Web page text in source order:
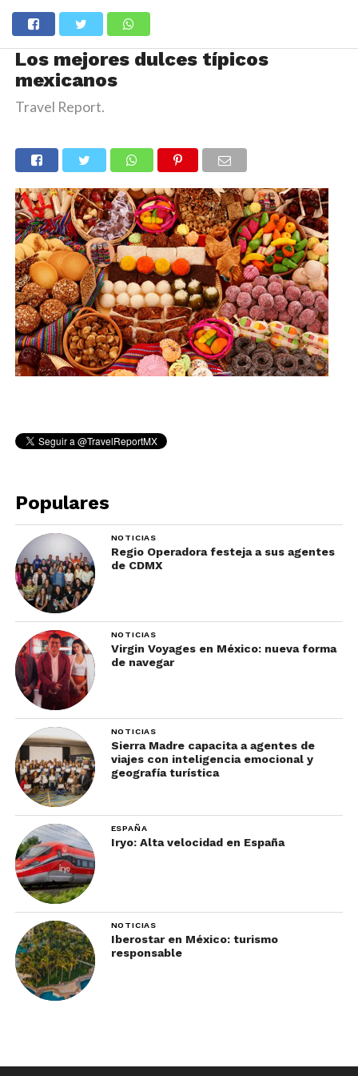
Los mejores dulces típicos
mexicanos
Travel Report.
Populares
NOTICIAS
Regio Operadora festeja a sus agentes
de CDMX
NOTICIAS
Virgin Voyages en México: nueva forma
de navegar
NOTICIAS
Sierra Madre capacita a agentes de
viajes con inteligencia emocional y
geografía turística
ESPAÑA
Iryo: Alta velocidad en España
NOTICIAS
Iberostar en México: turismo
responsable